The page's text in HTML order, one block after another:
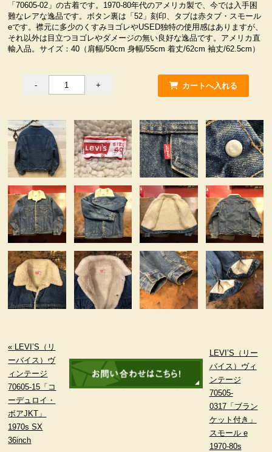
「70605-02」の古着です。1970-80年代のアメリカ製で、今では入手困
難なレアな逸品です。ボタン裏は「52」刻印、タブは赤タブ・スモール
eです。襟元に多少のくすみヨゴレやUSED独特の使用感はありますが、
それ以外は目立つヨゴレやダメージの無い良好な逸品です。アメリカ直
輸入品。サイズ：40（肩幅/50cm 身幅/55cm 着丈/62cm 袖丈/62.5cm）
« LEVI’S（リ
ーバイス）ヴ
ィンテージ
70605-15「コ
ーデュロイ・
ボアJKT」
1970s SX
36inch
LEVI’S（リー
バイス）ヴィ
ンテージ
70505-
0317「ブラン
ケット付き」
スモール e
1970-80s